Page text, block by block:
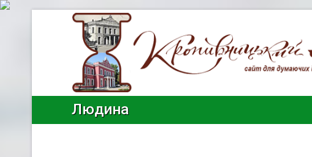
Людина